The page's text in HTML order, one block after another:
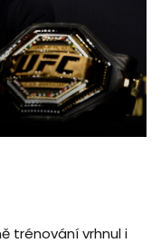
trénování vrhnul i